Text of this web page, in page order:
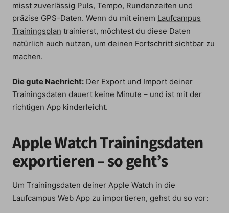
misst zuverlässig Puls, Tempo, Rundenzeiten und
präzise GPS-Daten. Wenn du mit einem Laufcampus
Trainingsplan trainierst, möchtest du diese Daten
natürlich auch nutzen, um deinen Fortschritt sichtbar zu
machen.
Die gute Nachricht: Der Export und Import deiner
Trainingsdaten dauert keine Minute – und ist mit der
richtigen App kinderleicht.
Apple Watch Trainingsdaten
exportieren – so geht’s
Um Trainingsdaten deiner Apple Watch in die
Laufcampus Web App zu importieren, gehst du so vor: